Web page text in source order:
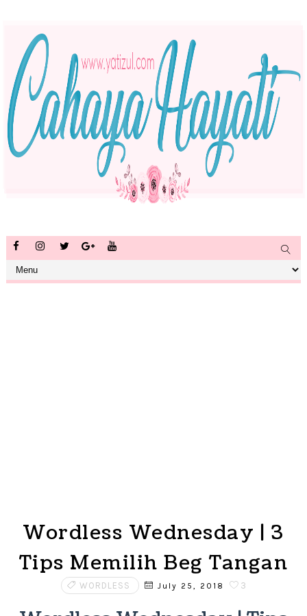
Wordless Wednesday | 3
Tips Memilih Beg Tangan
WORDLESS July 25, 2018 3